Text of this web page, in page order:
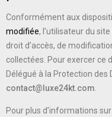
Conformément aux
modifiée, l’utilisateur du site
droit d’accès, de
collectées. Pour exercer ce
Délégué à la Protection des
contact@luxe24kt.com
Pour plus d’informations